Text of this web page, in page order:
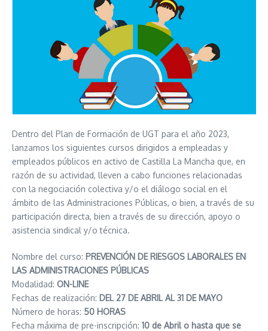
Dentro del Plan de Formación de UGT para el año 2023,
lanzamos los siguientes cursos dirigidos a empleadas y
empleados públicos en activo de Castilla La Mancha que, en
razón de su actividad, lleven a cabo funciones relacionadas
con la negociación colectiva y/o el diálogo social en el
ámbito de las Administraciones Públicas, o bien, a través de su
participación directa, bien a través de su dirección, apoyo o
asistencia sindical y/o técnica.
Nombre del curso: PREVENCIÓN DE RIESGOS LABORALES EN
LAS ADMINISTRACIONES PÚBLICAS
Modalidad: ON-LINE
Fechas de realización: DEL 27 DE ABRIL AL 31 DE MAYO
Número de horas: 50 HORAS
Fecha máxima de pre-inscripción: 10 de Abril o hasta que se